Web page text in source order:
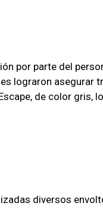
por parte del
lograron asegurar
de color gris,
diversos